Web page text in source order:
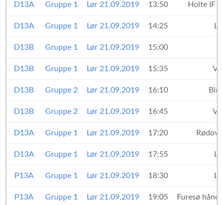
D13A Gruppe 1 Lør 21.09.2019 13:50 Holte IF
D13A Gruppe 1 Lør 21.09.2019 14:25
D13B Gruppe 1 Lør 21.09.2019 15:00
D13B Gruppe 1 Lør 21.09.2019 15:35
D13B Gruppe 2 Lør 21.09.2019 16:10
D13B Gruppe 2 Lør 21.09.2019 16:45
D13A Gruppe 1 Lør 21.09.2019 17:20
D13A Gruppe 1 Lør 21.09.2019 17:55
P13A Gruppe 1 Lør 21.09.2019 18:30
P13A Gruppe 1 Lør 21.09.2019 19:05 Furesø